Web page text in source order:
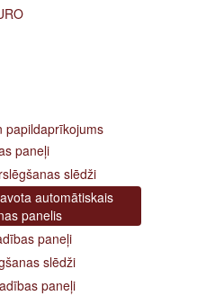
papildaprīkojums
paneļi
slēdži
automātiskais
panelis
paneļi
slēdži
paneļi